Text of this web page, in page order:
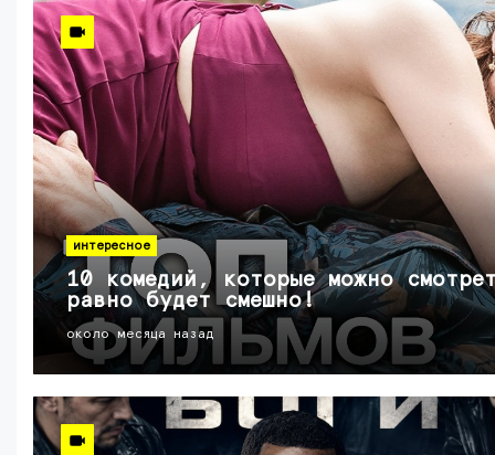
интересное
10 комедий, которые можно
равно будет смешно!
около месяца назад